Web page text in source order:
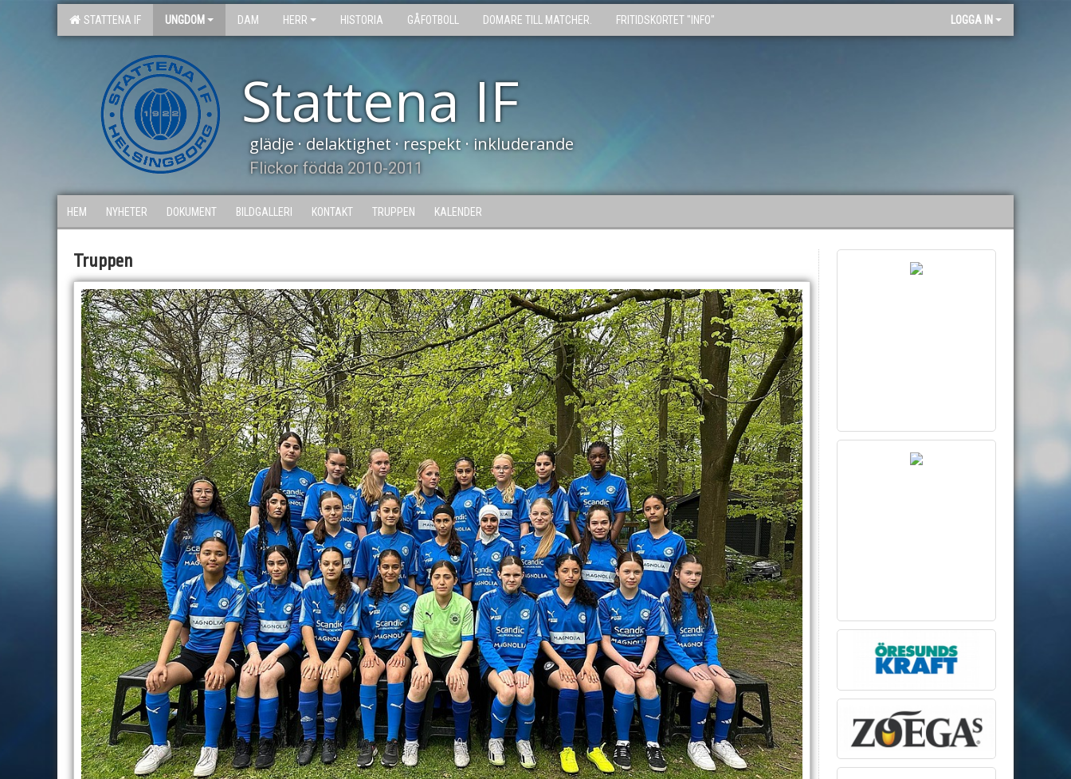
STATTENA IF UNGDOM DAM HERR HISTORIA GÅFOTBOLL DOMARE TILL MATCHER. FRITIDSKORTET "INFO" LOGGA IN
Stattena IF
glädje · delaktighet · respekt · inkluderande
Flickor födda 2010-2011
HEM NYHETER DOKUMENT BILDGALLERI KONTAKT TRUPPEN KALENDER
Truppen